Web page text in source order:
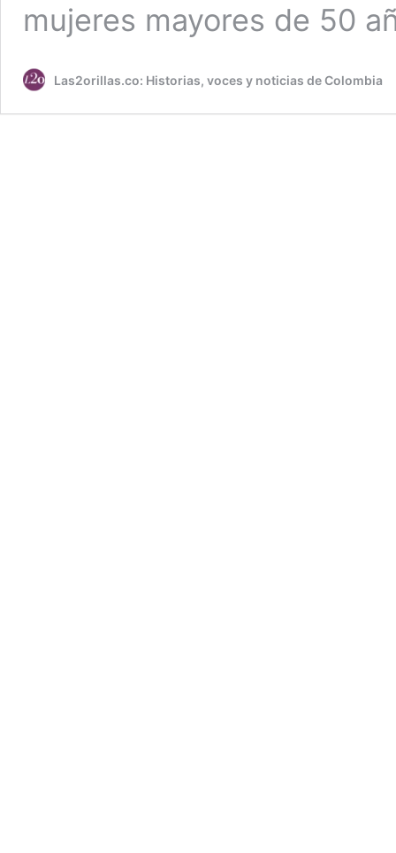
mujeres mayores de 50
Las2orillas.co: Historias, voces y noticias de Colombia